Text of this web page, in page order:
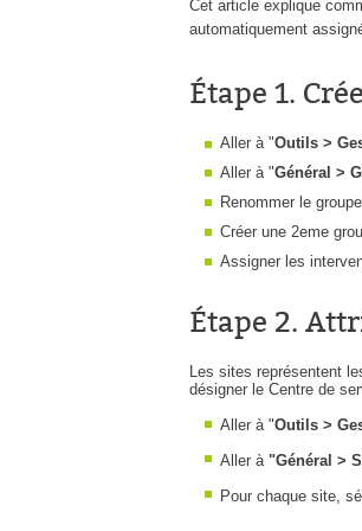
Cet article explique
automatiquement
Étape 1.
Aller à "Outils >
Aller à "Général >
Renommer le
Créer une 2eme
Assigner les
Étape 2.
Les sites représentent
désigner le Centre de
Aller à "Outils >
Aller à "Général >
Pour chaque site,